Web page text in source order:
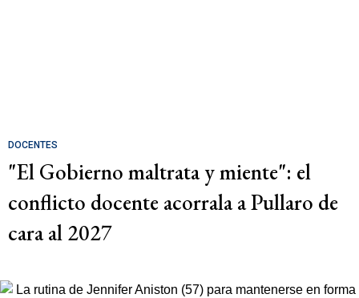
DOCENTES
"El Gobierno maltrata y miente": el
conflicto docente acorrala a Pullaro de
cara al 2027